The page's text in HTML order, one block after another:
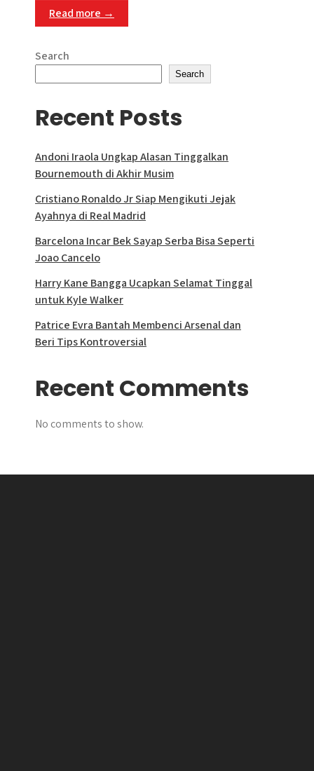
Read more →
Search
Search
Recent Posts
Andoni Iraola Ungkap Alasan Tinggalkan
Bournemouth di Akhir Musim
Cristiano Ronaldo Jr Siap Mengikuti Jejak
Ayahnya di Real Madrid
Barcelona Incar Bek Sayap Serba Bisa Seperti
Joao Cancelo
Harry Kane Bangga Ucapkan Selamat Tinggal
untuk Kyle Walker
Patrice Evra Bantah Membenci Arsenal dan
Beri Tips Kontroversial
Recent Comments
No comments to show.